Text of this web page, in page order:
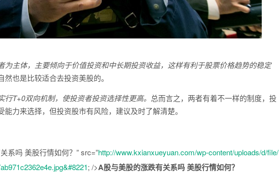
为主体，主要倾向于价值投资和中长期投资收益，这样有利于股票价格趋势的稳定
也是比较适合去投资美股的。
T+0双向机制，使投资者投资选择性更高。 总而言之，两者有着不一样的制度，投
力来选择，但投资股市有风险，建议及时了解清楚。
系吗 美股行情如何？” src=”http://www.kxianxueyuan.com/wp-content/uploads/d/file/
; />A股与美股的涨跌有关系吗 美股行情如何？